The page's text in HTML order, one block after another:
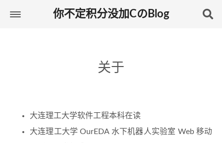
你不定积分没加CのBlog
关于
大连理工大学软件工程本科在读
大连理工大学 OurEDA 水下机器人实验室 Web 移动